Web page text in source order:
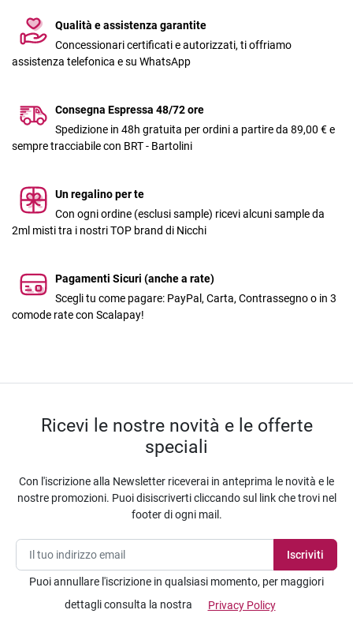
Qualità e assistenza garantite
Concessionari certificati e autorizzati, ti offriamo
assistenza telefonica e su WhatsApp
Consegna Espressa 48/72 ore
Spedizione in 48h gratuita per ordini a partire da 89,00 € e
sempre tracciabile con BRT - Bartolini
Un regalino per te
Con ogni ordine (esclusi sample) ricevi alcuni sample da
2ml misti tra i nostri TOP brand di Nicchi
Pagamenti Sicuri (anche a rate)
Scegli tu come pagare: PayPal, Carta, Contrassegno o in 3
comode rate con Scalapay!
Ricevi le nostre novità e le offerte
speciali
Con l'iscrizione alla Newsletter riceverai in anteprima le novità e le
nostre promozioni. Puoi disiscriverti cliccando sul link che trovi nel
footer di ogni mail.
Puoi annullare l'iscrizione in qualsiasi momento, per maggiori
dettagli consulta la nostra
Privacy Policy